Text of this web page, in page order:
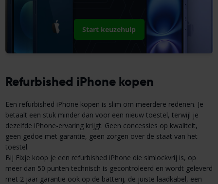
Start keuzehulp
Refurbished iPhone kopen
Een refurbished iPhone kopen is slim om meerdere redenen. Je
betaalt een stuk minder dan voor een nieuw toestel, terwijl je
dezelfde iPhone-ervaring krijgt. Geen concessies op kwaliteit,
geen gedoe met garantie, geen zorgen over de staat van het
toestel.
Bij Fixje koop je een refurbished iPhone die simlockvrij is, op
meer dan 50 punten technisch is gecontroleerd en wordt geleverd
met 2 jaar garantie ook op de batterij, de juiste laadkabel, een